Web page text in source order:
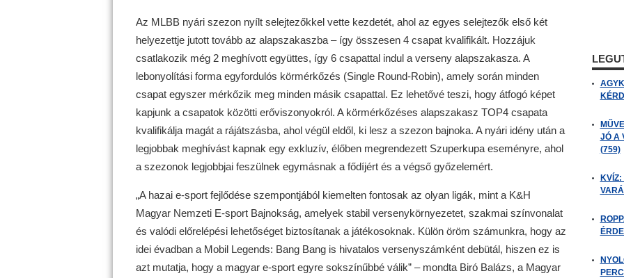
Az MLBB nyári szezon nyílt selejtezőkkel vette kezdetét, ahol az egyes selejtezők első két
helyezettje jutott tovább az alapszakaszba – így összesen 4 csapat kvalifikált. Hozzájuk
csatlakozik még 2 meghívott együttes, így 6 csapattal indul a verseny alapszakasza. A
lebonyolítási forma egyfordulós körmérkőzés (Single Round-Robin), amely során minden
csapat egyszer mérkőzik meg minden másik csapattal. Ez lehetővé teszi, hogy átfogó képet
kapjunk a csapatok közötti erőviszonyokról. A körmérkőzéses alapszakasz TOP4 csapata
kvalifikálja magát a rájátszásba, ahol végül eldől, ki lesz a szezon bajnoka. A nyári idény után a
legjobbak meghívást kapnak egy exkluzív, élőben megrendezett Szuperkupa eseményre, ahol
a szezonok legjobbjai feszülnek egymásnak a fődíjért és a végső győzelemért.
„A hazai e-sport fejlődése szempontjából kiemelten fontosak az olyan ligák, mint a K&H
Magyar Nemzeti E-sport Bajnokság, amelyek stabil versenykörnyezetet, szakmai színvonalat
és valódi előrelépési lehetőséget biztosítanak a játékosoknak. Külön öröm számunkra, hogy az
idei évadban a Mobil Legends: Bang Bang is hivatalos versenyszámként debütál, hiszen ez is
azt mutatja, hogy a magyar e-sport egyre sokszínűbbé válik” – mondta Biró Balázs, a Magyar
JÓ A
(759)
KVÍZ: